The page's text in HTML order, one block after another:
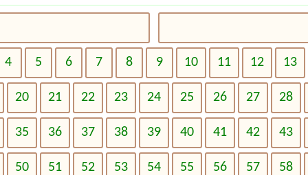
4 5 6 7 8 9 10 11 12 13
20 21 22 23 24 25 26 27 28
35 36 37 38 39 40 41 42 43
50 51 52 53 54 55 56 57 58